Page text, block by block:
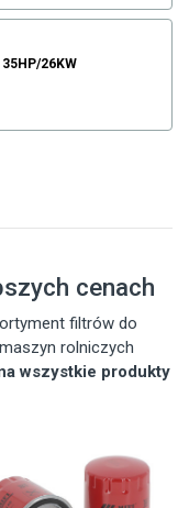
35HP/26KW
cenach
filtrów do
rolniczych
wszystkie produkty